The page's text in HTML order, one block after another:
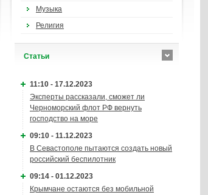
Музыка
Религия
Cтатьи
11:10 - 17.12.2023
Эксперты рассказали, сможет ли
Черноморский флот РФ вернуть
господство на море
09:10 - 11.12.2023
В Севастополе пытаются создать новый
российский беспилотник
09:14 - 01.12.2023
Крымчане остаются без мобильной